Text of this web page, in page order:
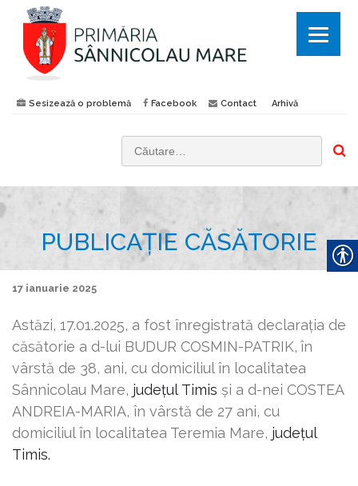
Sesizează o problemă Facebook Contact Arhivă
ă
:
PUBLICAȚIE CĂSĂTORIE
17 ianuarie 2025
Astăzi, 17.01.2025, a fost înregistrată declaraţia de
căsătorie a d-lui BUDUR COSMIN-PATRIK, în
vârstă de 38, ani, cu domiciliul în localitatea
Sânnicolau Mare, județul Timis şi a d-nei COSTEA
ANDREIA-MARIA, în vârstă de 27 ani, cu
domiciliul în localitatea Teremia Mare, județul
Timis.